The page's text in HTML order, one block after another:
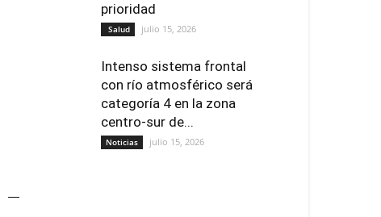
prioridad
Salud julio 15, 2026
Intenso sistema frontal
con río atmosférico será
categoría 4 en la zona
centro-sur de...
Noticias julio 15, 2026
—